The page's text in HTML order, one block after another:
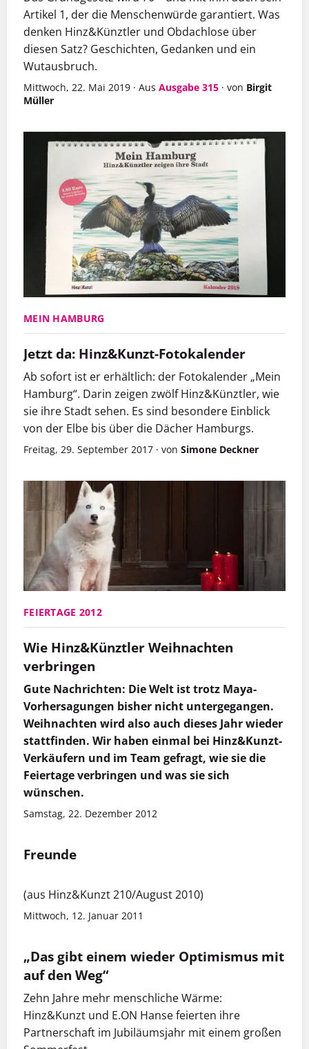
Artikel 1, der die Menschenwürde garantiert. Was
denken Hinz&Künztler und Obdachlose über
diesen Satz? Geschichten, Gedanken und ein
Wutausbruch.
Mittwoch, 22. Mai 2019 · Aus Ausgabe 315 · von Birgit
Müller
MEIN HAMBURG
Jetzt da: Hinz&Kunzt-Fotokalender
Ab sofort ist er erhältlich: der Fotokalender „Mein
Hamburg“. Darin zeigen zwölf Hinz&Künztler, wie
sie ihre Stadt sehen. Es sind besondere Einblick
von der Elbe bis über die Dächer Hamburgs.
Freitag, 29. September 2017 · von Simone Deckner
FEIERTAGE 2012
Wie Hinz&Künztler Weihnachten
verbringen
Gute Nachrichten: Die Welt ist trotz Maya-
Vorhersagungen bisher nicht untergegangen.
Weihnachten wird also auch dieses Jahr wieder
stattfinden. Wir haben einmal bei Hinz&Kunzt-
Verkäufern und im Team gefragt, wie sie die
Feiertage verbringen und was sie sich
wünschen.
Samstag, 22. Dezember 2012
Freunde
(aus Hinz&Kunzt 210/August 2010)
Mittwoch, 12. Januar 2011
„Das gibt einem wieder Optimismus mit
auf den Weg“
Zehn Jahre mehr menschliche Wärme:
Hinz&Kunzt und E.ON Hanse feierten ihre
Partnerschaft im Jubiläumsjahr mit einem großen